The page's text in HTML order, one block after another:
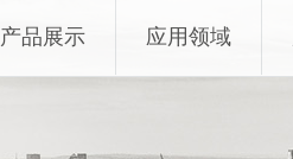
产品展示 应用领域